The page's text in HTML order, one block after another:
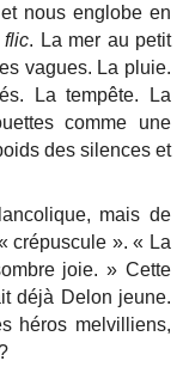
nous englobe en
flic. La mer au petit
vagues. La pluie.
La tempête. La
comme une
des silences et
mais de
crépuscule ». « La
joie. » Cette
déjà Delon jeune.
héros melvilliens,